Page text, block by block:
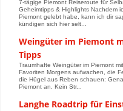
7-tägige Piemont Reiseroute für
Geheimtipps & Highlights Nachdem
Piemont gelebt habe, kann ich dir
kündigen sich hier selt...
Weingüter im Piemont
Tipps
Traumhafte Weingüter im Piemont
Favoriten Morgens aufwachen, die
die Hügel aus Reben schauen:
Piemont an. Kein Str...
Langhe Roadtrip für